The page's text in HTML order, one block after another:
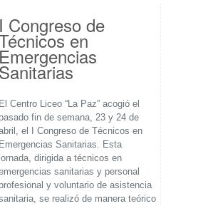
I Congreso de
en
Emergencias
Sanitarias
El Centro Liceo “La Paz” acogió el
pasado fin de semana, 23 y 24 de
el I Congreso de Técnicos en
Emergencias Sanitarias. Esta
jornada, dirigida a técnicos en
sanitarias y personal
profesional y voluntario de asistencia
se realizó de manera teórico